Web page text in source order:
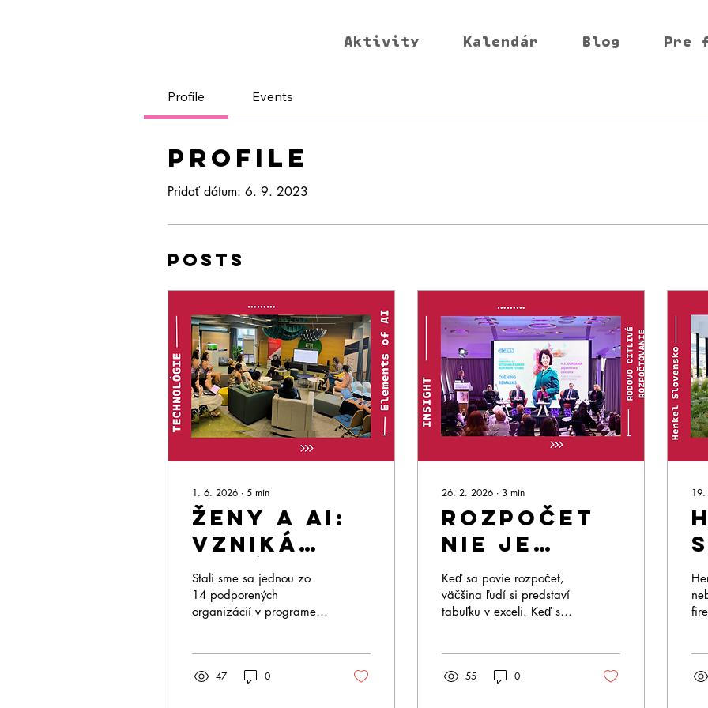
Aktivity Kalendár Blog Pre
Profile Events
Profile
Pridať dátum: 6. 9. 2023
Posts
1. 6. 2026 ∙ 5 min
Ženy a AI:
vzniká
nová
medzera, o
ktorej sa
zatiaľ
málo
Stali sme sa jednou zo
14 podporených
organizácií v programe
spoločného stretnutia v
47 0
26. 2. 2026 ∙ 3 min
Rozpočet
nie je
tabuľka.
Je to
príbeh o
tom, komu
patrí
Keď sa povie rozpočet,
väčšina ľudí si predstaví
tabuľku v exceli. Keď sa
keď sa povie rovnosť,
55 0